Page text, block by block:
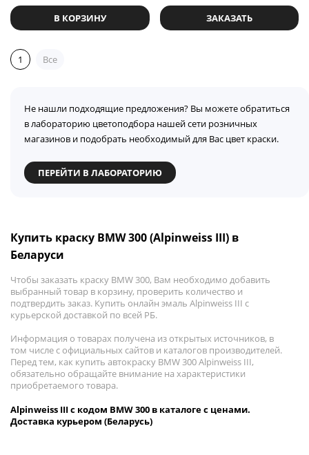
В КОРЗИНУ ЗАКАЗАТЬ
1 Все
Не нашли подходящие предложения? Вы можете обратиться
в лабораторию цветоподбора нашей сети розничных
магазинов и подобрать необходимый для Вас цвет краски.
ПЕРЕЙТИ В ЛАБОРАТОРИЮ
Купить краску BMW 300 (Alpinweiss III) в
Беларуси
Чтобы заказать краску BMW 300, Вам необходимо добавить
выбранный товар в корзину, проверить количество и
подтвердить заказ. Купить онлайн эмаль Alpinweiss III с
курьерской доставкой по всей РБ.
Информация о товарах получена из открытых источников, в
том числе с официальных сайтов и каталогов производителей.
Перед тем, как купить автокраску BMW 300 Alpinweiss III,
обязательно обращайте внимание на характеристики
приобретаемого товара.
Alpinweiss III с кодом BMW 300 в каталоге с ценами.
Доставка курьером (Беларусь)